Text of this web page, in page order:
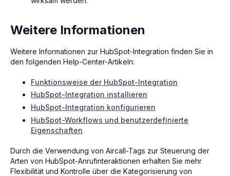
Weitere Informationen
Weitere Informationen zur HubSpot-Integration finden Sie in
den folgenden Help-Center-Artikeln:
Funktionsweise der HubSpot-Integration
HubSpot-Integration installieren
HubSpot-Integration konfigurieren
HubSpot-Workflows und benutzerdefinierte
Eigenschaften
Durch die Verwendung von Aircall-Tags zur Steuerung der
Arten von HubSpot-Anrufinteraktionen erhalten Sie mehr
Flexibilität und Kontrolle über die Kategorisierung von